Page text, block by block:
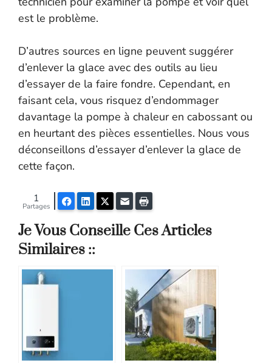
est le problème.
D’autres sources en ligne peuvent suggérer
d’enlever la glace avec des outils au lieu
d’essayer de la faire fondre. Cependant, en
faisant cela, vous risquez d’endommager
davantage la pompe à chaleur en cabossant ou
en heurtant des pièces essentielles. Nous vous
déconseillons d’essayer d’enlever la glace de
cette façon.
FacebookLinkedInTwitterE-mail
Partages
1
Je Vous Conseille Ces Articles
Similaires ::